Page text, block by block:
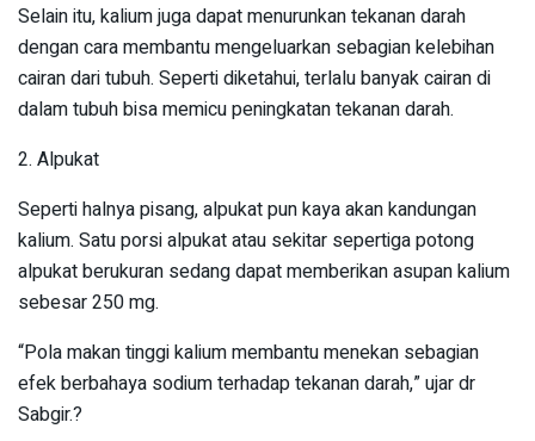
Selain itu, kalium juga dapat menurunkan tekanan darah
dengan cara membantu mengeluarkan sebagian kelebihan
cairan dari tubuh. Seperti diketahui, terlalu banyak cairan di
dalam tubuh bisa memicu peningkatan tekanan darah.
2. Alpukat
Seperti halnya pisang, alpukat pun kaya akan kandungan
kalium. Satu porsi alpukat atau sekitar sepertiga potong
alpukat berukuran sedang dapat memberikan asupan kalium
sebesar 250 mg.
“Pola makan tinggi kalium membantu menekan sebagian
efek berbahaya sodium terhadap tekanan darah,” ujar dr
Sabgir.?